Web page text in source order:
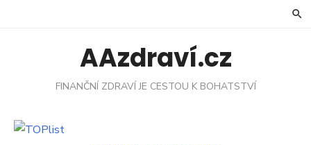
AAzdraví.cz
FINANČNÍ ZDRAVÍ JE CESTOU K BOHATSTVÍ